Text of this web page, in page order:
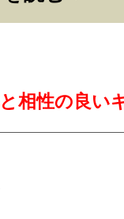
して、何周か
相性の良い